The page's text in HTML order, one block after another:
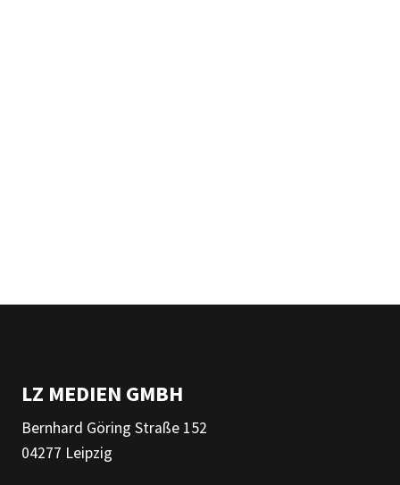
LZ MEDIEN GMBH
Bernhard Göring Straße 152
04277 Leipzig